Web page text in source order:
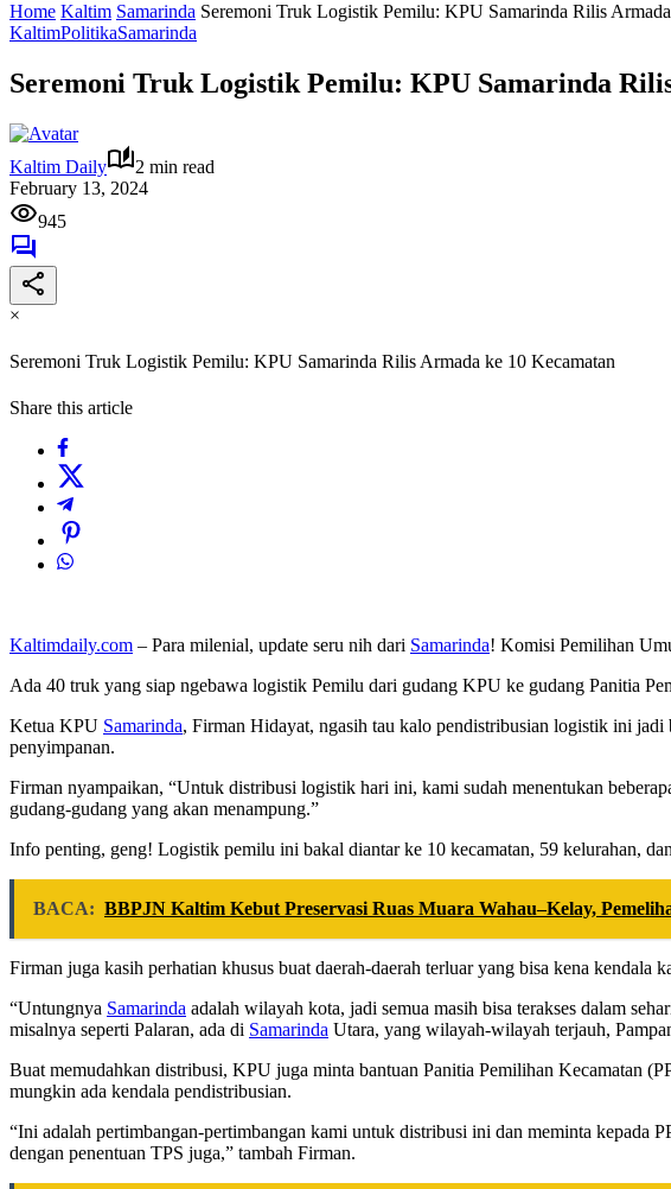
Home Kaltim Samarinda Seremoni Truk Logistik Pemilu: KPU Samarinda Rilis
KaltimPolitikaSamarinda
Seremoni Truk Logistik Pemilu: KPU Samarinda
Kaltim Daily
2 min read
February 13, 2024
945
×
Seremoni Truk Logistik Pemilu: KPU Samarinda Rilis Armada ke 10 Kecamatan
Share this article
Kaltimdaily.com – Para milenial, update seru nih dari Samarinda! Komisi Pemilihan
Ada 40 truk yang siap ngebawa logistik Pemilu dari gudang KPU ke gudang Panitia
Ketua KPU Samarinda, Firman Hidayat, ngasih tau kalo pendistribusian logistik ini
penyimpanan.
Firman nyampaikan, “Untuk distribusi logistik hari ini, kami sudah menentukan
gudang-gudang yang akan menampung.”
Info penting, geng! Logistik pemilu ini bakal diantar ke 10 kecamatan, 59 kelurahan,
BACA: BBPJN Kaltim Kebut Preservasi Ruas Muara Wahau–Kelay,
Firman juga kasih perhatian khusus buat daerah-daerah terluar yang bisa kena kendala
“Untungnya Samarinda adalah wilayah kota, jadi semua masih bisa terakses dalam
misalnya seperti Palaran, ada di Samarinda Utara, yang wilayah-wilayah terjauh,
Buat memudahkan distribusi, KPU juga minta bantuan Panitia Pemilihan Kecamatan
mungkin ada kendala pendistribusian.
“Ini adalah pertimbangan-pertimbangan kami untuk distribusi ini dan meminta
dengan penentuan TPS juga,” tambah Firman.